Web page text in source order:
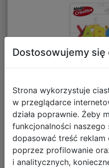
Mega
Dostosowujemy się
Strona wykorzystuje
w przeglądarce
działa poprawnie. Żeby
funkcjonalności
dopasować treść
poprzez profilowanie
i analitycznych,